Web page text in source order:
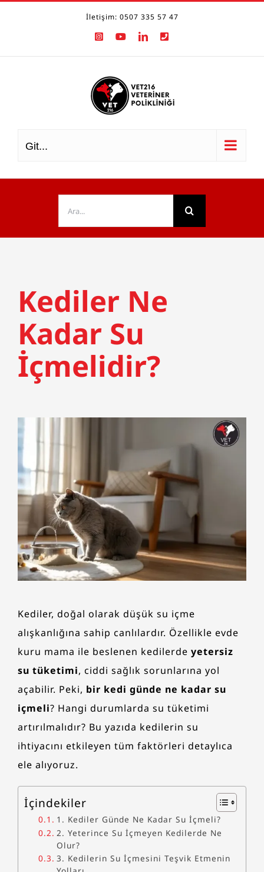
İletişim: 0507 335 57 47
InstagramYouTubeLinkedIn
Git...
Kediler Ne
Kadar Su
İçmelidir?
Kediler, doğal olarak düşük su içme
alışkanlığına sahip canlılardır. Özellikle evde
kuru mama ile beslenen kedilerde yetersiz
su tüketimi, ciddi sağlık sorunlarına yol
açabilir. Peki, bir kedi günde ne kadar su
içmeli? Hangi durumlarda su tüketimi
artırılmalıdır? Bu yazıda kedilerin su
ihtiyacını etkileyen tüm faktörleri detaylıca
ele alıyoruz.
İçindekiler
1. Kediler Günde Ne Kadar Su İçmeli?
2. Yeterince Su İçmeyen Kedilerde Ne
Olur?
3. Kedilerin Su İçmesini Teşvik Etmenin